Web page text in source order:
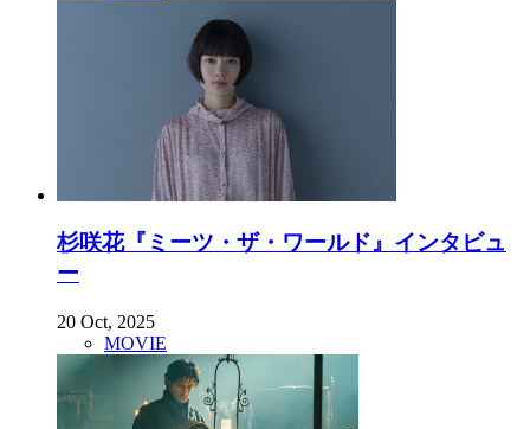
杉咲花『ミーツ・ザ・ワールド』インタビュ
ー
20 Oct, 2025
MOVIE